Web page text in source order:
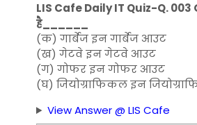
LIS Cafe Daily IT Quiz-Q.
है______
(क) गार्बेज इन गार्बेज आउट
(ख) गेटवे इन गेटवे आउट
(ग) गोफर इन गोफर आउट
(घ) जियोग्राफिकल इन
View Answer @ LIS Cafe